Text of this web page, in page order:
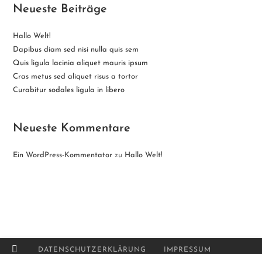
Neueste Beiträge
Hallo Welt!
Dapibus diam sed nisi nulla quis sem
Quis ligula lacinia aliquet mauris ipsum
Cras metus sed aliquet risus a tortor
Curabitur sodales ligula in libero
Neueste Kommentare
Ein WordPress-Kommentator zu Hallo Welt!
DATENSCHUTZERKLÄRUNG IMPRESSUM